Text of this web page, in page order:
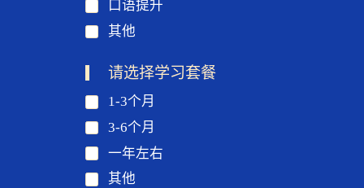
口语提升
其他
请选择学习套餐
1-3个月
3-6个月
一年左右
其他